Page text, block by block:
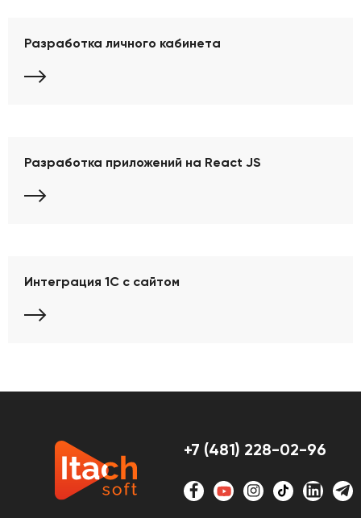
Разработка личного кабинета
Разработка приложений на React JS
Интеграция 1С с сайтом
+7 (481) 228-02-96